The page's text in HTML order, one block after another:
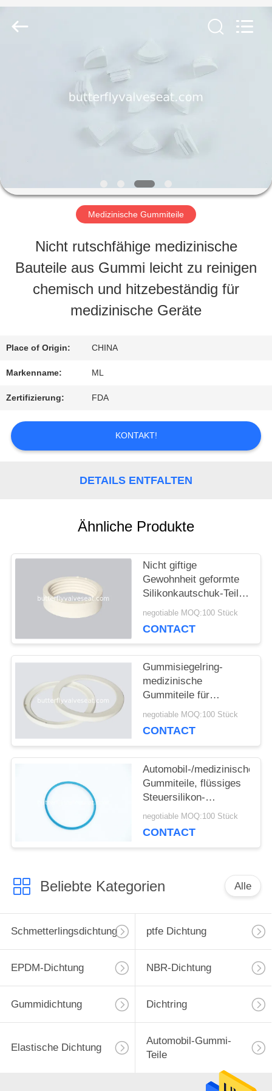
PRODUKTE
SHOW
UNS
FABRIK-
QUALITÄTSKONTROLLE
SIE
FORDERN
EIN
ZITAT
SITEMAP
PRIVACY
POLICY
Plastic
Products
Medizinische Gummiteile
Nicht rutschfähige medizinische
Bauteile aus Gummi leicht zu reinigen
chemisch und hitzebeständig für
medizinische Geräte
Place of Origin: CHINA
Markenname: ML
Zertifizierung: FDA
KONTAKT!
DETAILS ENTFALTEN
Ähnliche Produkte
Nicht giftige
Gewohnheit geformte
Silikonkautschuk-Teile
für medizinisches und
negotiable MOQ:100 Stück
CONTACT
Gummisiegelring-
medizinische
Gummiteile für
medizinische
fertigten Farbe
negotiable MOQ:100 Stück
CONTACT
Automobil-/medizinische
Gummiteile, flüssiges
Steuersilikon-
medizinische Geräte
negotiable MOQ:100 Stück
CONTACT
Beliebte Kategorien Alle
Schmetterlingsdichtung ptfe Dichtung
EPDM-Dichtung NBR-Dichtung
Gummidichtung Dichtring
Elastische Dichtung
Automobil-Gummi-
Teile